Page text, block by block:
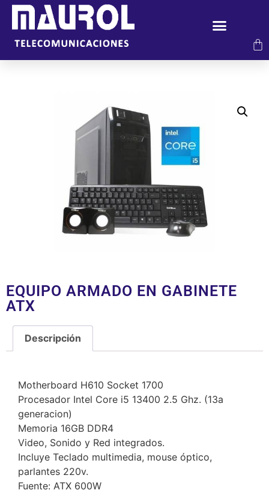
EQUIPO ARMADO EN GABINETE
ATX
Descripción
Motherboard H610 Socket 1700
Procesador Intel Core i5 13400 2.5 Ghz. (13a
generacion)
Memoria 16GB DDR4
Video, Sonido y Red integrados.
Incluye Teclado multimedia, mouse óptico,
parlantes 220v.
Fuente: ATX 600W